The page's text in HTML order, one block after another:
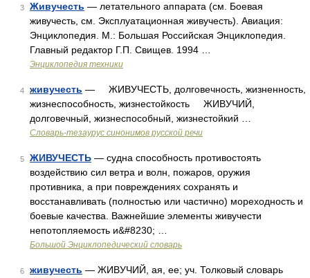
3 Живучесть — летательного аппарата (см. Боевая
живучесть, см. Эксплуатационная живучесть). Авиация:
Энциклопедия. М.: Большая Российская Энциклопедия.
Главный редактор Г.П. Свищев. 1994 …
Энциклопедия техники
4 живучесть — ЖИВУЧЕСТЬ, долговечность, жизненность,
жизнеспособность, жизнестойкость ЖИВУЧИЙ,
долговечный, жизнеспособный, жизнестойкий …
Словарь-тезаурус синонимов русской речи
5 ЖИВУЧЕСТЬ — судна способность противостоять
воздействию сил ветра и волн, пожаров, оружия
противника, а при повреждениях сохранять и
восстанавливать (полностью или частично) мореходность и
боевые качества. Важнейшие элементы живучести
непотопляемость и&#8230; …
Большой Энциклопедический словарь
6 живучесть — ЖИВУЧИЙ, ая, ее; уч. Толковый словарь